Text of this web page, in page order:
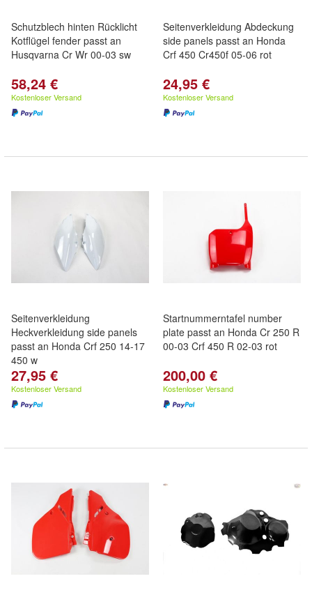
Schutzblech hinten Rücklicht
Kotflügel fender passt an
Husqvarna Cr Wr 00-03 sw
58,24 €
Kostenloser Versand
Seitenverkleidung Abdeckung
side panels passt an Honda
Crf 450 Cr450f 05-06 rot
24,95 €
Kostenloser Versand
Seitenverkleidung
Heckverkleidung side panels
passt an Honda Crf 250 14-17
450 w
27,95 €
Kostenloser Versand
Startnummerntafel number
plate passt an Honda Cr 250 R
00-03 Crf 450 R 02-03 rot
200,00 €
Kostenloser Versand